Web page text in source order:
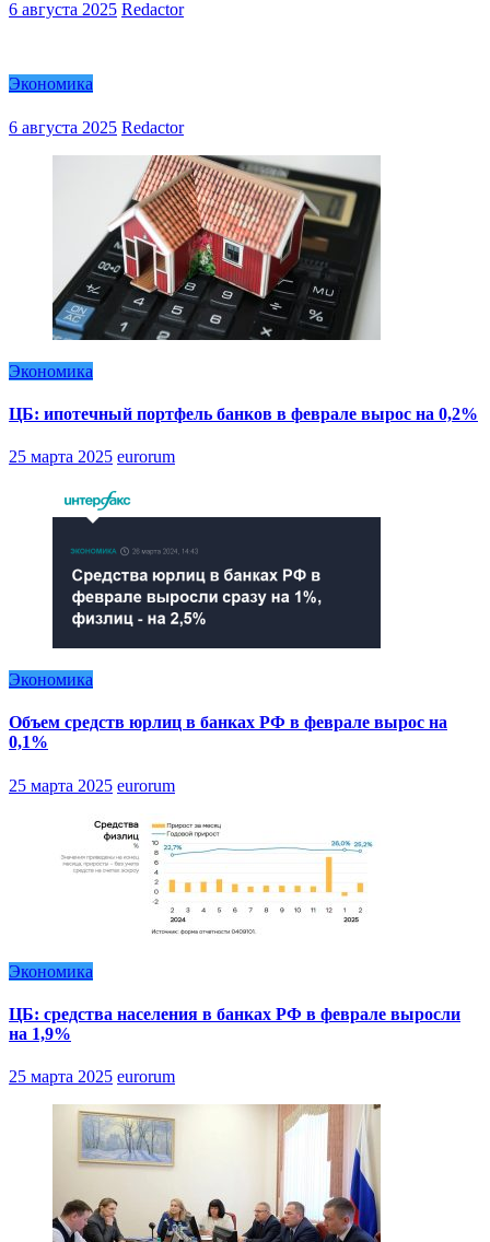
6 августа 2025 Redactor
Экономика
6 августа 2025 Redactor
Экономика
ЦБ: ипотечный портфель банков в феврале вырос на 0,2%
25 марта 2025 eurorum
Экономика
Объем средств юрлиц в банках РФ в феврале вырос на
0,1%
25 марта 2025 eurorum
Экономика
ЦБ: средства населения в банках РФ в феврале выросли
на 1,9%
25 марта 2025 eurorum